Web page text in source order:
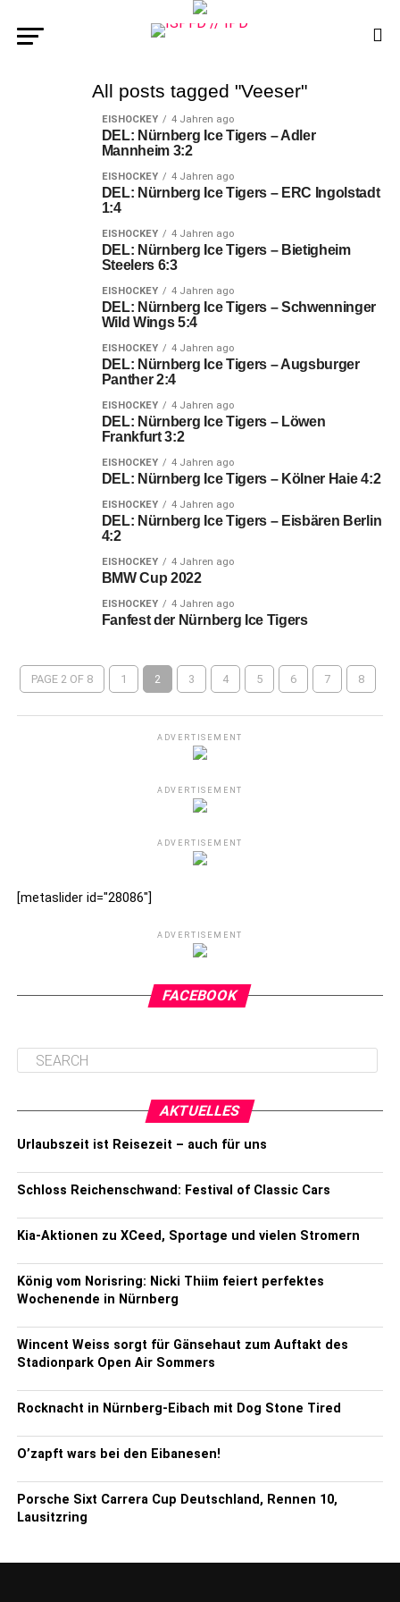
All posts tagged "Veeser"
EISHOCKEY 4 Jahren ago
DEL: Nürnberg Ice Tigers – Adler
Mannheim 3:2
EISHOCKEY 4 Jahren ago
DEL: Nürnberg Ice Tigers – ERC Ingolstadt
1:4
EISHOCKEY 4 Jahren ago
DEL: Nürnberg Ice Tigers – Bietigheim
Steelers 6:3
EISHOCKEY 4 Jahren ago
DEL: Nürnberg Ice Tigers – Schwenninger
Wild Wings 5:4
EISHOCKEY 4 Jahren ago
DEL: Nürnberg Ice Tigers – Augsburger
Panther 2:4
EISHOCKEY 4 Jahren ago
DEL: Nürnberg Ice Tigers – Löwen
Frankfurt 3:2
EISHOCKEY 4 Jahren ago
DEL: Nürnberg Ice Tigers – Kölner Haie 4:2
EISHOCKEY 4 Jahren ago
DEL: Nürnberg Ice Tigers – Eisbären Berlin
4:2
EISHOCKEY 4 Jahren ago
BMW Cup 2022
EISHOCKEY 4 Jahren ago
Fanfest der Nürnberg Ice Tigers
PAGE 2 OF 8 1 2 3 4 5 6 7 8
ADVERTISEMENT
ADVERTISEMENT
ADVERTISEMENT
[metaslider id="28086"]
ADVERTISEMENT
FACEBOOK
AKTUELLES
Urlaubszeit ist Reisezeit – auch für uns
Schloss Reichenschwand: Festival of Classic Cars
Kia-Aktionen zu XCeed, Sportage und vielen Stromern
König vom Norisring: Nicki Thiim feiert perfektes
Wochenende in Nürnberg
Wincent Weiss sorgt für Gänsehaut zum Auftakt des
Stadionpark Open Air Sommers
Rocknacht in Nürnberg-Eibach mit Dog Stone Tired
O’zapft wars bei den Eibanesen!
Porsche Sixt Carrera Cup Deutschland, Rennen 10,
Lausitzring